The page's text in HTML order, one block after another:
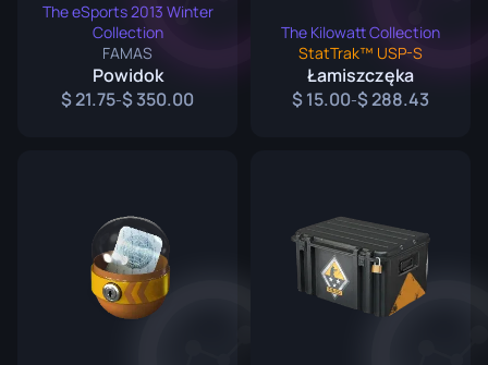
The eSports 2013 Winter
Collection
FAMAS
Powidok
21.75- 350.00
The Kilowatt Collection
StatTrak™ USP-S
Łamiszczęka
15.00- 288.43